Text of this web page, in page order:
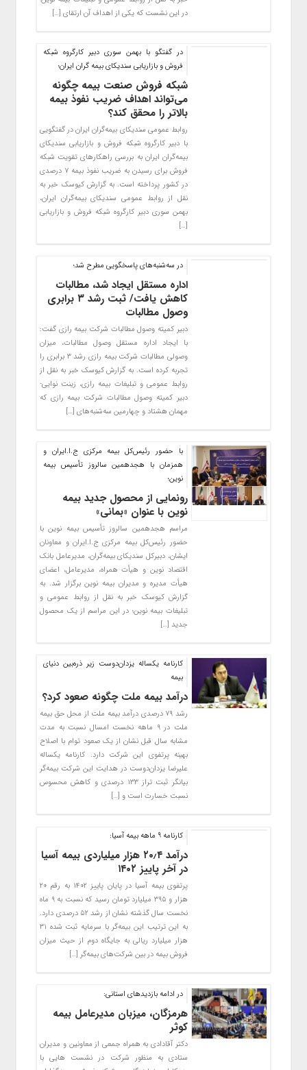
در این نشست که یکی از اهداف آن ارتقای […]
در گفتگو با بهمن سوری دبیر کارگروه شبکه
فروش و بازاریابی سندیکای بیمه گران ایران؛
شبکه فروش صنعت بیمه چگونه
می‌تواند اهداف ضریب نفوذ بیمه
بالاتر را محقق کند؟
روابط عمومی سندیکای بیمه‌گران ایران در گفتگویی
با دبیر کارگروه شبکه فروش و بازاریابی سندیکای
بیمه‌گران ایران به بررسی راهکارهای تقویت شبکه
فروش برای رسیدن به ضریب نفوذ بیمه ۷ درصدی
در کشور پرداخته است. به گزارش کیوسک خبر به
نقل از روابط عمومی سندیکای بیمه‌گران ایران،
بهمن سوری دبیر کارگروه شبکه فروش و بازاریابی
[…]
در سه‌شنبه‌های پاسخگویی مطرح شد؛
اداره مستقل ایجاد شد، مطالبات
کاهش یافت/ ثبت رشد ۳ برابری
وصول مطالبات
دبیر کمیته وصول مطالبات شرکت بیمه رازی گفت:
با ایجاد اداره مستقل وصول مطالبات، میزان
وصولی مطالبات شرکت بیمه رازی رشد ۳ برابری را
تجربه کرده است. به گزارش کیوسک خبر به نقل از
روابط عمومی و تبلیغات بیمه رازی، زینت نوایی-
دبیر کمیته وصول مطالبات شرکت بیمه رازی که
مهمان هشتاد و چهارمین سه‌شنبه‌های […]
با حضور رئیس‌کل بیمه مرکزی ج.ا.ایران و
همزمان با هجدهمین سالروز تأسیس بیمه
نوین؛
رونمایی از محصول جدید بیمه
نوین با عنوان «بمانی»
مراسم هجدهمین سالروز تأسیس بیمه نوین با
حضور رئیس‌کل بیمه مرکزی ج.ا.ایران و معاونان
ایشان، دبیرکل سندیکای بیمه‌گران، مدیرعامل بانک
اقتصاد نوین و هیأت همراه، مدیرعامل، اعضای
هیأت مدیره و مدیران بیمه نوین برگزار شد. به
گزارش کیوسک خبر به نقل از روابط عمومی و
تبلیغات بیمه نوین؛ در این مراسم از یک محصول
جدید […]
کارنامه یکساله یزدان‌دوست زیر ذره‌بین دنیای
بیمه
درآمد بیمه ملت چگونه صعود کرد؟
رشد ۷۹ درصدی درآمد بیمه ملت از محل حق بیمه
ملت در ۹ ماهه نخست امسال نسبت به مدت
مشابه سال قبل نشان از یک صعود توام با اصلاح
بهینه پرتفوی این شرکت دارد. کارنامه یکساله
علیرضا یزدان‌دوست در هدایت این شرکت بیمه‌گر
بیانگر ثبت تراز ۱۳۳ درصدی و کاهش محسوس
نسبت خسارت است و […]
کارنامه 9 ماهه بیمه آسیا:
درآمد ۲۰٫۴ هزار میلیاردی بیمه آسیا
در آخر پاییز ۱۴۰۲
پرتفوی بیمه آسیا در پایان پاییز ۱۴۰۲ به رقم ۲۰
هزار و ۳۹۵ میلیارد تومان رسید که نسبت به ۹ ماه
نخست سال گذشته نشان از رشد ۵۲ درصدی دارد.
به این ترتیب این بیمه‌گر با سرمایه ثبت شده ۳۱
هزار میلیارد ریالی به جایگاه دوم از حیث میزان
فروش بیمه در بین شرکت‌های بیمه‌گر […]
در ادامه بازدیدهای استانی:
هرمزگان، میزبان مدیرعامل بیمه
کوثر
دکتر آقادادی به همراه جمعی از معاونین و مدیران
ستادی به منظور شرکت در نشست هایی با